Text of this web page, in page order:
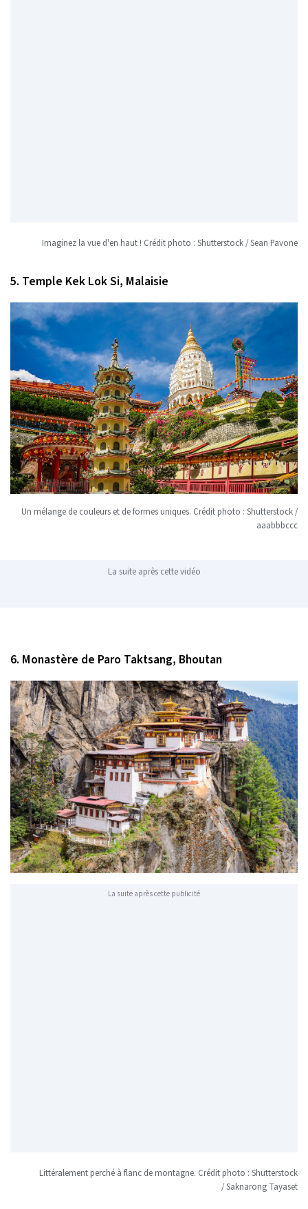
Imaginez la vue d'en haut ! Crédit photo : Shutterstock / Sean Pavone
5. Temple Kek Lok Si, Malaisie
Un mélange de couleurs et de formes uniques. Crédit photo : Shutterstock /
aaabbbccc
La suite après cette vidéo
6. Monastère de Paro Taktsang, Bhoutan
La suite après cette publicité
Littéralement perché à flanc de montagne. Crédit photo : Shutterstock
/ Saknarong Tayaset